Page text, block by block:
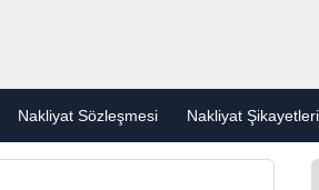
Nakliyat Sözleşmesi Nakliyat Şikayetleri